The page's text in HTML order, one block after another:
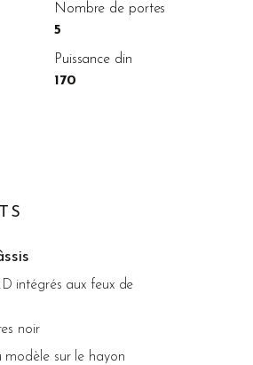
Nombre de portes
5
Puissance din
170
intégrés aux feux de
noir
modèle sur le hayon